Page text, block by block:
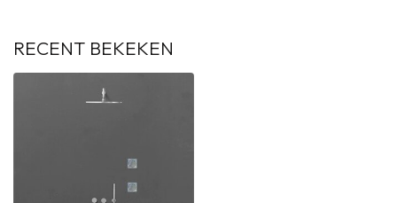
RECENT BEKEKEN